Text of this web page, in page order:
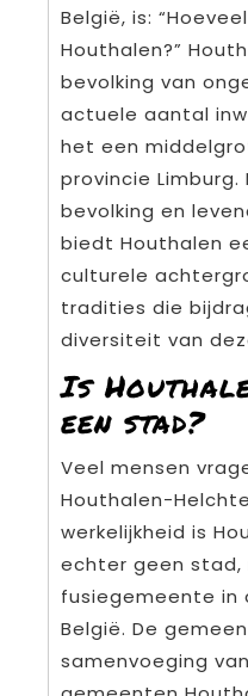
België, is:
Houthalen?”
bevolking van
actuele aantal
het een
provincie Limburg.
bevolking en
biedt Houthalen
culturele
tradities die
diversiteit van
Is
een stad?
Veel mensen
Houthalen-
werkelijkheid is
echter geen stad,
fusiegemeente in
België. De
samenvoeging